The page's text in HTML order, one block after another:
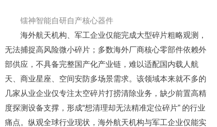
镭神智能自研自产核心器件
海外航天机构、军工企业仅能完成大型碎片粗略观测，
无法捕捉高风险微小碎片；多数海外厂商核心零部件依赖外
部供应，不具备完整国产化产业链，难以适配国内载人航
天、商业星座、空间安防多场景需求。 该领域本来就不多的
几家从业企业仅专注太空碎片打捞清除业务，缺少前置高精
度探测设备支撑，形成“想清理却无法精准定位碎片” 的行业
痛点。纵观全球行业现状，海外航天机构与军工企业仅能实